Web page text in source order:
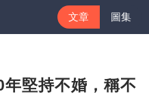
文章 圖集
堅持不婚，稱不